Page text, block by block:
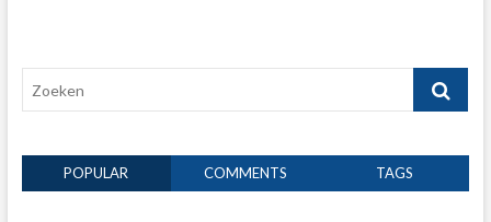
Zoeken
POPULAR COMMENTS TAGS